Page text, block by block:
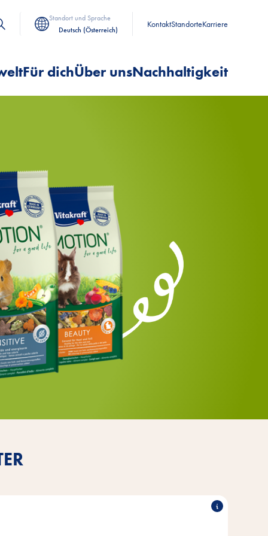
Standort und Sprache
Deutsch (Österreich)
KontaktStandorteKarriere
Für dichÜber unsNachhaltigkeit